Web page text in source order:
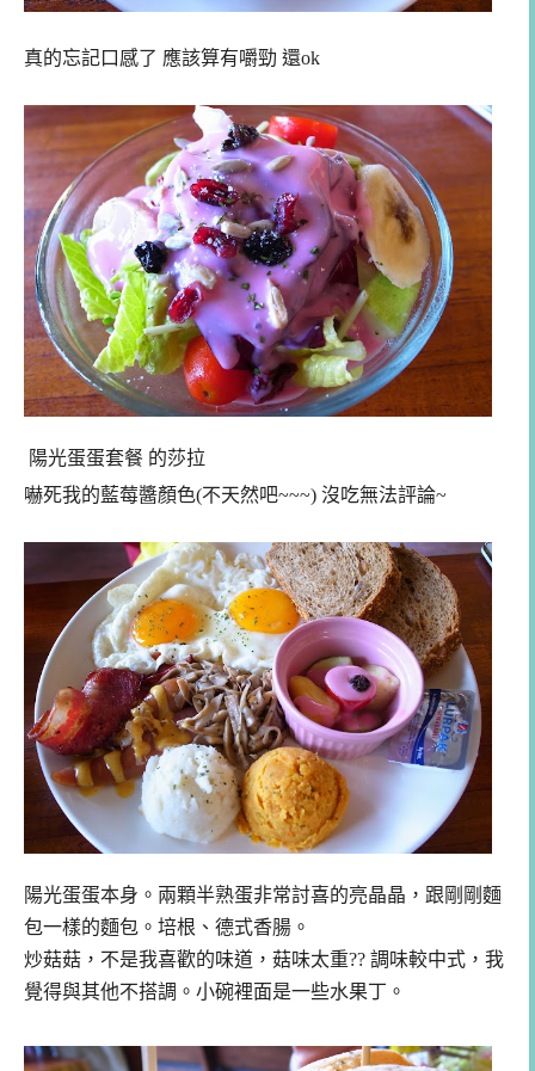
真的忘記口感了 應該算有嚼勁 還ok
陽光蛋蛋套餐 的莎拉
嚇死我的藍莓醬顏色(不天然吧~~~) 沒吃無法評論~
陽光蛋蛋本身。兩顆半熟蛋非常討喜的亮晶晶，跟剛剛麵
包一樣的麵包。培根、德式香腸。
炒菇菇，不是我喜歡的味道，菇味太重?? 調味較中式，我
覺得與其他不搭調。小碗裡面是一些水果丁。